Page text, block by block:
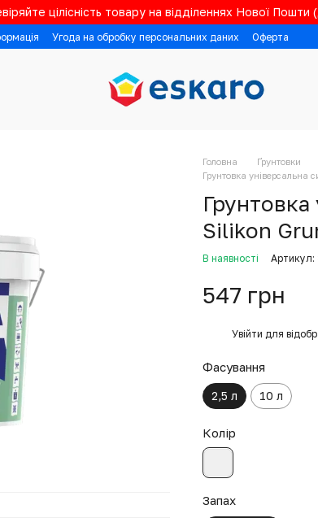
цілісність товару на відділеннях Нової
Угода на обробку персональних даних Оферта
Головна Ґрунтовки
Грунтовка універсальна
Грунтовка
Silikon
В наявності
547 грн
Увійти для
Фасування
2,5 л 10 л
Колір
Запах